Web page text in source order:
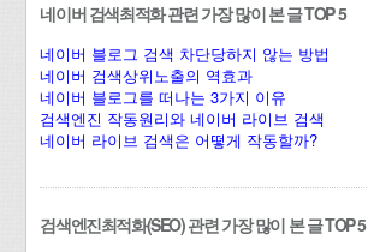
네이버 검색최적화 관련 가장 많이 본 글 TOP 5
네이버 블로그 검색 차단당하지 않는 방법
네이버 검색상위노출의 역효과
네이버 블로그를 떠나는 3가지 이유
검색엔진 작동원리와 네이버 라이브 검색
네이버 라이브 검색은 어떻게 작동할까?
검색엔진최적화(SEO) 관련 가장 많이 본 글 TOP 5